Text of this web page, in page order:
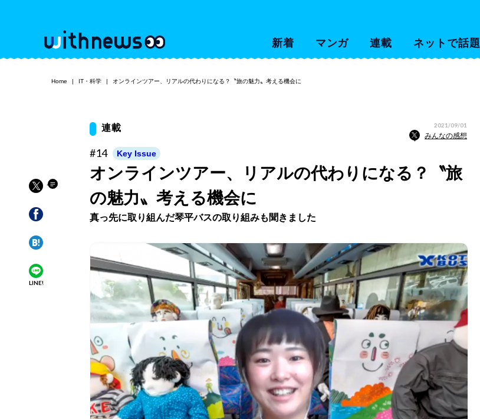
新着 マンガ 連載 ネットで話題
Home IT・科学 オンラインツアー、リアルの代わりになる？〝旅の魅力〟考える機会に
LINE!
連載 2021/09/01
みんなの感想
#14 Key Issue
オンラインツアー、リアルの代わりになる？〝旅
の魅力〟考える機会に
真っ先に取り組んだ琴平バスの取り組みも聞きました